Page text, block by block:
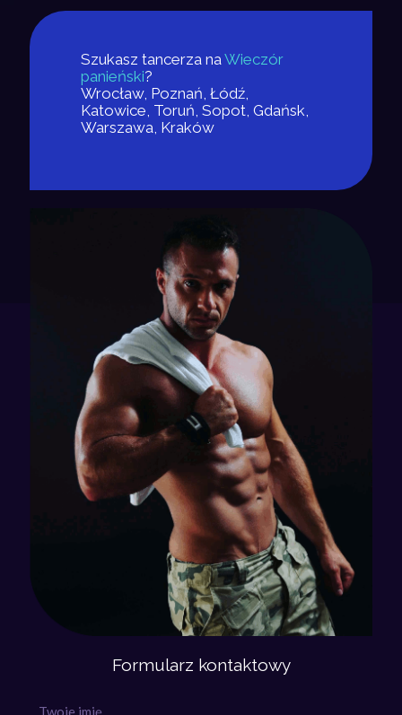
Szukasz tancerza naWieczór
panieński?
Wrocław, Poznań, Łódź,
Katowice, Toruń, Sopot, Gdańsk,
Warszawa, Kraków
Formularz kontaktowy